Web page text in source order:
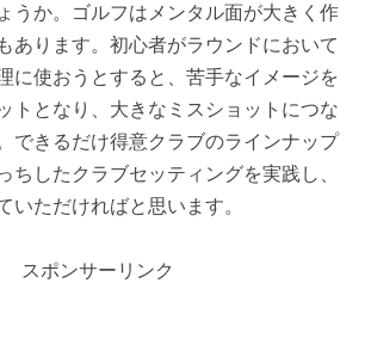
うか。ゴルフはメンタル面が大きく作
あります。初心者がラウンドにおいて
に使おうとすると、苦手なイメージを
トとなり、大きなミスショットにつな
できるだけ得意クラブのラインナップ
ちしたクラブセッティングを実践し、
いただければと思います。
スポンサーリンク